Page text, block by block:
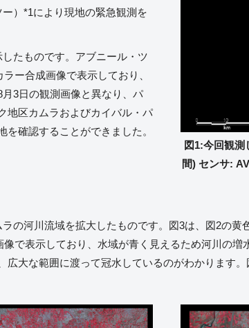
）*1により現地の緊急観測を
たものです。アブニール・ツ
ー合成画像で表示しており、
3日の観測画像と異なり、パ
地区カムラおよびカイバル・パ
確認することができました。
図1:今回観測
間) センサ:
の河川流域を拡大したものです。図3は、図2の
像で表示しており、水域が青く見えるため河川の
広大な範囲に渡って冠水しているのがわかります